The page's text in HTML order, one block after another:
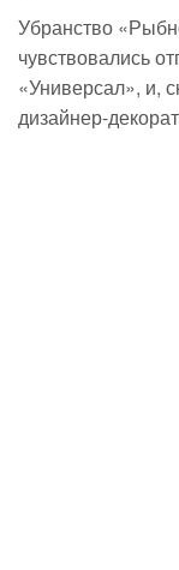
Убранство
чувствовались
«Универсал», и,
дизайнер-